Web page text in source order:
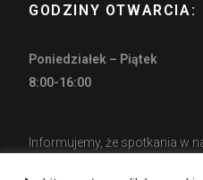
GODZINY OTWARCIA:
Poniedziałek – Piątek
8:00-16:00
Informujemy, że spotkania w